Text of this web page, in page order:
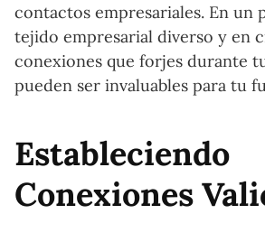
contactos empresariales. En un
tejido empresarial diverso y en
conexiones que forjes durante
pueden ser invaluables para tu
Estableciendo
Conexiones